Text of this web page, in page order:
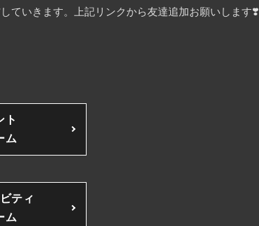
ていきます。上記リンクから友達追加お願いします❣️
ト
ム
ティ
ム